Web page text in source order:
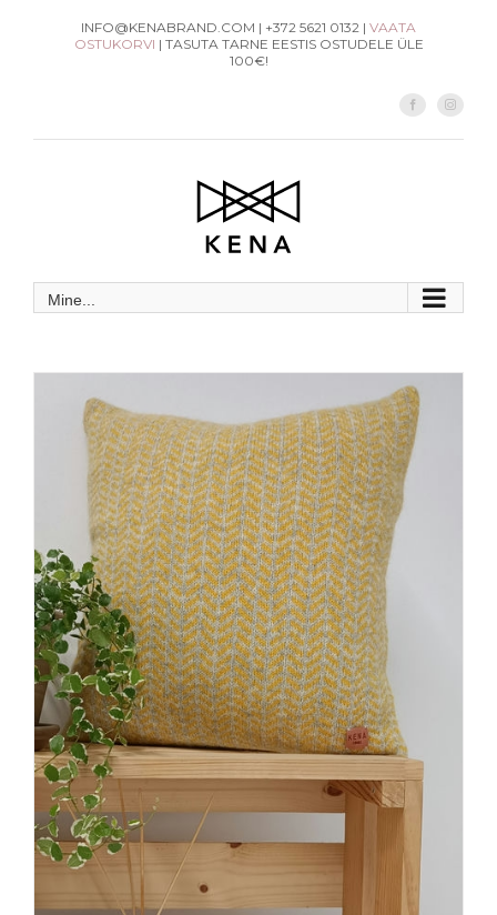
INFO@KENABRAND.COM | +372 5621 0132 | VAATA
OSTUKORVI | TASUTA TARNE EESTIS OSTUDELE ÜLE
100€!
Facebook
Mine...